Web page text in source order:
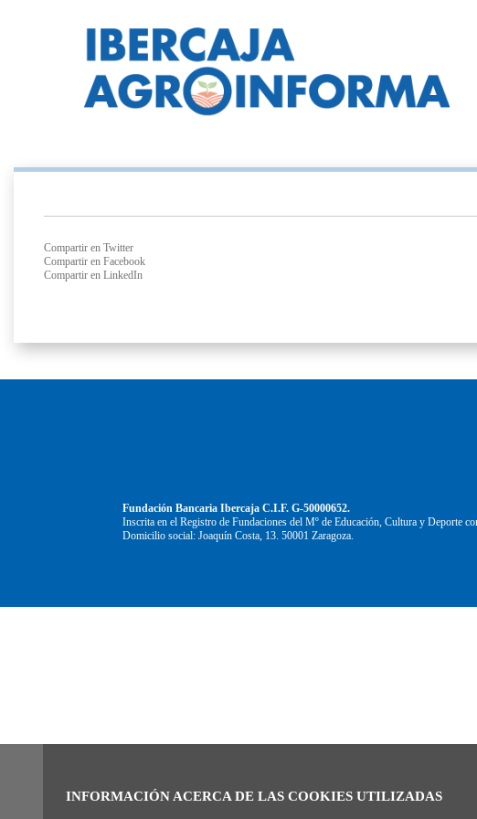
INFORMACIÓN ACERCA DE LAS COOKIES UTILIZADAS
Compartir en Twitter
Compartir en Facebook
Compartir en LinkedIn
Fundación Bancaria Ibercaja C.I.F. G-50000652.
Inscrita en el Registro de Fundaciones del Mº de Educación, Cultura y Deporte
Domicilio social: Joaquín Costa, 13. 50001 Zaragoza.